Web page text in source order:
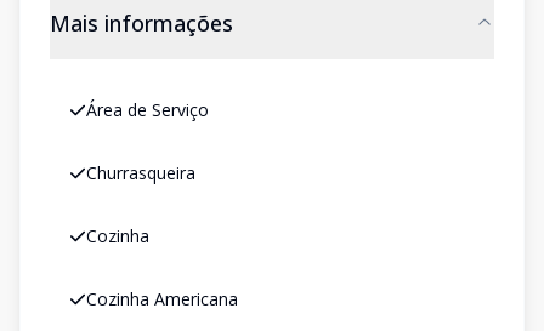
Mais informações
Área de Serviço
Churrasqueira
Cozinha
Cozinha Americana